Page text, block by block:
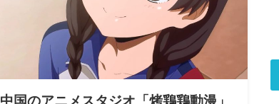
中国のアニメスタジオ「烤鶏鶏動漫」